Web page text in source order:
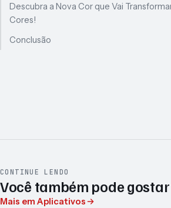
Descubra a Nova Cor que Vai
Cores!
Conclusão
CONTINUE LENDO
Você também pode gostar
Mais em Aplicativos